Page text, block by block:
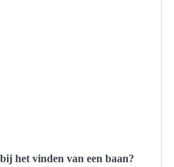
het vinden van een baan?